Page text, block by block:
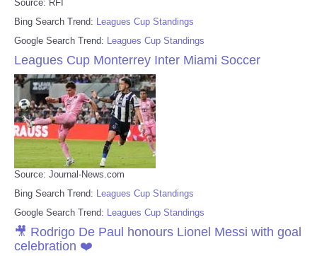
Source: RFI
Bing Search Trend: Leagues Cup Standings
Google Search Trend: Leagues Cup Standings
Leagues Cup Monterrey Inter Miami Soccer
Source: Journal-News.com
Bing Search Trend: Leagues Cup Standings
Google Search Trend: Leagues Cup Standings
🎥 Rodrigo De Paul honours Lionel Messi with goal
celebration ❤️